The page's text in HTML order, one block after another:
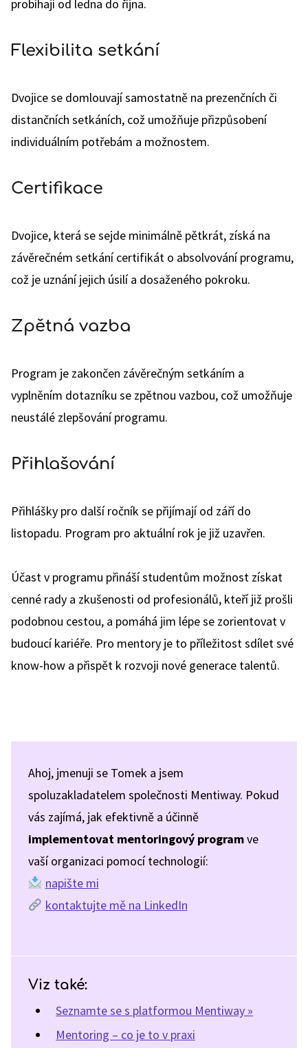
probíhají od ledna do října.
Flexibilita setkání
Dvojice se domlouvají samostatně na prezenčních či
distančních setkáních, což umožňuje přizpůsobení
individuálním potřebám a možnostem.
Certifikace
Dvojice, která se sejde minimálně pětkrát, získá na
závěrečném setkání certifikát o absolvování programu,
což je uznání jejich úsilí a dosaženého pokroku.
Zpětná vazba
Program je zakončen závěrečným setkáním a
vyplněním dotazníku se zpětnou vazbou, což umožňuje
neustálé zlepšování programu.
Přihlašování
Přihlášky pro další ročník se přijímají od září do
listopadu. Program pro aktuální rok je již uzavřen.
Účast v programu přináší studentům možnost získat
cenné rady a zkušenosti od profesionálů, kteří již prošli
podobnou cestou, a pomáhá jim lépe se zorientovat v
budoucí kariéře. Pro mentory je to příležitost sdílet své
know-how a přispět k rozvoji nové generace talentů.
Ahoj, jmenuji se Tomek a jsem
spoluzakladatelem společnosti Mentiway. Pokud
vás zajímá, jak efektivně a účinně
implementovat mentoringový programve
vaší organizaci pomocí technologií:
napište mi
kontaktujte mě na LinkedIn
Viz také:
Seznamte se s platformou Mentiway »
Mentoring – co je to v praxi